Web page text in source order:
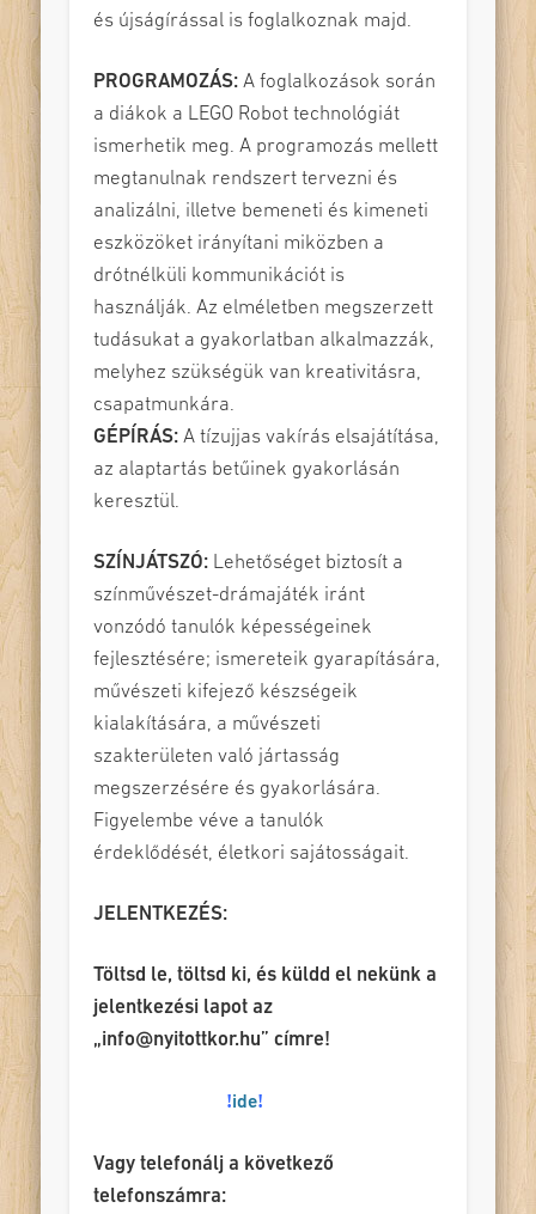
és újságírással is foglalkoznak majd.
PROGRAMOZÁS: A foglalkozások során
a diákok a LEGO Robot technológiát
ismerhetik meg. A programozás mellett
megtanulnak rendszert tervezni és
analizálni, illetve bemeneti és kimeneti
eszközöket irányítani miközben a
drótnélküli kommunikációt is
használják. Az elméletben megszerzett
tudásukat a gyakorlatban alkalmazzák,
melyhez szükségük van kreativitásra,
csapatmunkára.
GÉPÍRÁS: A tízujjas vakírás elsajátítása,
az alaptartás betűinek gyakorlásán
keresztül.
SZÍNJÁTSZÓ: Lehetőséget biztosít a
színművészet-drámajáték iránt
vonzódó tanulók képességeinek
fejlesztésére; ismereteik gyarapítására,
művészeti kifejező készségeik
kialakítására, a művészeti
szakterületen való jártasság
megszerzésére és gyakorlására.
Figyelembe véve a tanulók
érdeklődését, életkori sajátosságait.
JELENTKEZÉS:
Töltsd le, töltsd ki, és küldd el nekünk a
jelentkezési lapot az
„info@nyitottkor.hu” címre!
!ide!
Vagy telefonálj a következő
telefonszámra: